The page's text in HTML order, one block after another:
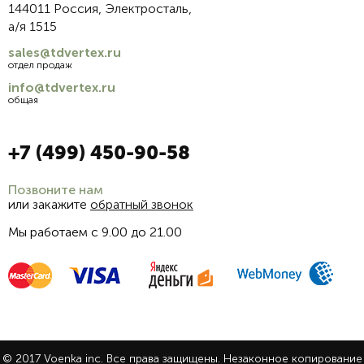
144011 Россия, Электросталь,
а/я 1515
sales@tdvertex.ru
отдел продаж
info@tdvertex.ru
общая
+7 (499) 450-90-58
Позвоните нам
или закажите обратный звонок
Мы работаем с 9.00 до 21.00
© 2017 Voenka inc. Все права защищены. Незаконное копирование